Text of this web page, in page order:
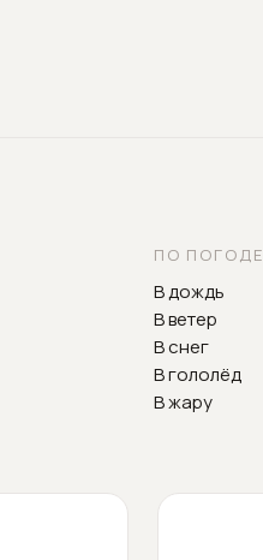
ПО ПОГОДЕ
В дождь
В ветер
В снег
В гололёд
В жару